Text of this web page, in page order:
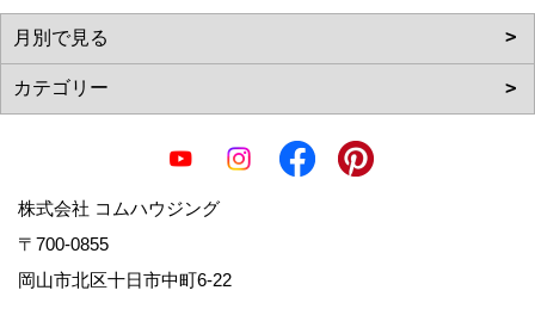
株式会社 コムハウジング
〒700-0855
岡山市北区十日市中町6-22